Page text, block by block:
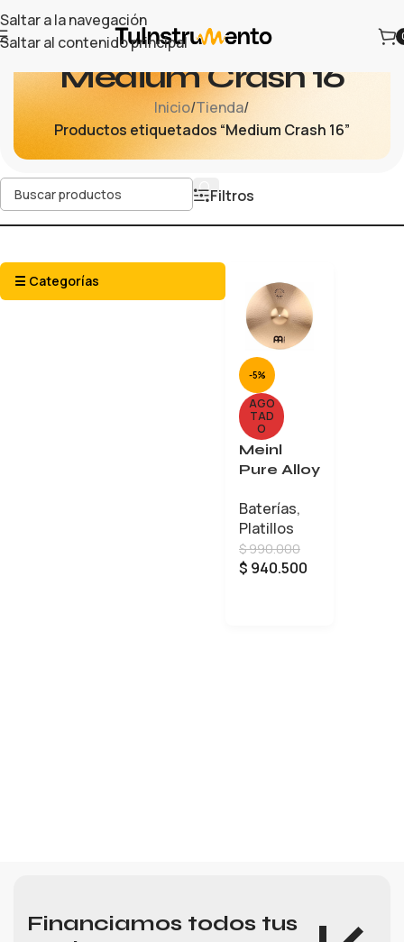
Saltar a la navegación
Saltar al contenido principal
Medium Crash 16
Inicio/Tienda/
Productos etiquetados “Medium Crash 16”
Filtros
☰ Categorías
-5%
AGO
TAD
O
Meinl
Pure Alloy
Crash de
16
Baterías,
Platillos
$990.000
$ 940.500
Financiamos todos tus